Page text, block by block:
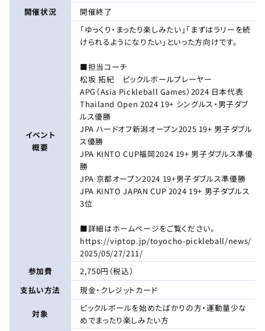
開催状況
開催終了
イベント
概要
「ゆっくり・まったり楽しみたい」「まずはラリーを続
けられるようになりたい」といった方向けです。
■担当コーチ
松坂 拓紀 ピックルボールプレーヤー
APG（Asia Pickleball Games）2024 日本代表
Thailand Open 2024 19+ シングルス・男子ダブ
ルス優勝
JPA ハードオフ新潟オープン2025 19+ 男子ダブル
ス優勝
JPA KINTO CUP福岡2024 19+ 男子ダブルス準優
勝
JPA 京都オープン2024 19+男子ダブルス準優勝
JPA KINTO JAPAN CUP 2024 19+ 男子ダブルス
3位
■詳細はホームページをご覧ください。
https://viptop.jp/toyocho-pickleball/news/
2025/05/27/211/
参加費
2,750円（税込）
支払い方法
現金・クレジットカード
対象
ピックルボールを始めたばかりの方・運動量少な
めでまったり楽しみたい方